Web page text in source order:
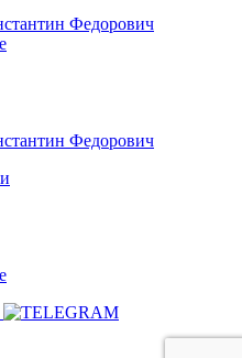
Федорович
Федорович